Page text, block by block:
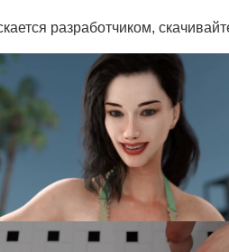
разработчиком,